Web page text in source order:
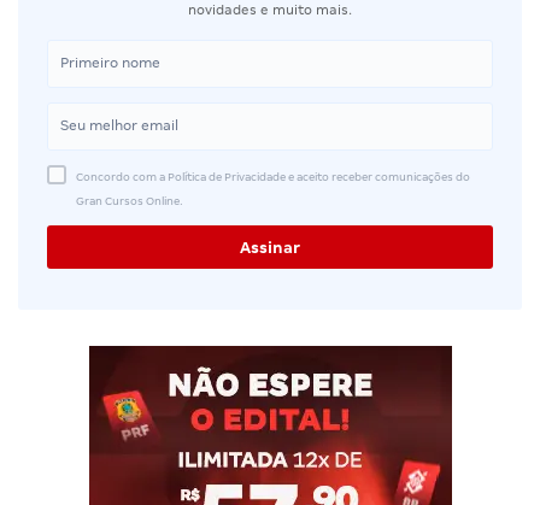
novidades e muito mais.
Concordo com a Política de Privacidade e aceito receber comunicações do
Gran Cursos Online.